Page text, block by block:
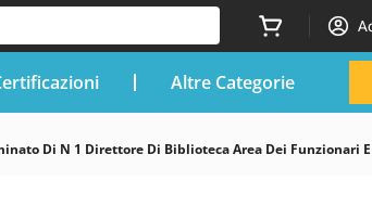
Altre Categorie
Di N 1 Direttore Di Biblioteca Area Dei Funzionari